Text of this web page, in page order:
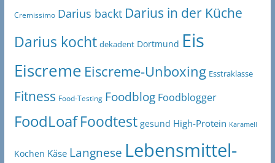
Cremissimo Darius backt Darius in der Küche
Darius kocht dekadent Dortmund Eis
Eiscreme Eiscreme-Unboxing Esstraklasse
Fitness Food-Testing Foodblog Foodblogger
FoodLoaf Foodtest gesund High-Protein Karamell
Kochen Käse Langnese Lebensmittel-